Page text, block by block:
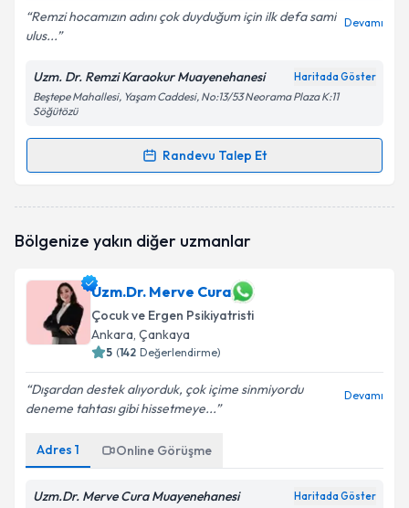
Kişisel verilerimin işlenmesine ilişkin
Aydınlatma
Metni'ni okudum ve kişisel verilerimin belirtilen
Takvim Talebini Gönder
Remzi hocamızın adını çok duyduğum için ilk defa sami
ulus...
Devamı
Uzm. Dr. Remzi Karaokur Muayenehanesi Haritada Göster
Beştepe Mahallesi, Yaşam Caddesi, No:13/53 Neorama Plaza K:11
Söğütözü
Randevu Talep Et
Randevu Takvimi Talebi
oluşturun. Size bu uzmandan randevu almanız için bir
E-posta Adresiniz
Kişisel verilerimin işlenmesine ilişkinAydınlatma
Metni'ni okudum ve kişisel verilerimin belirtilen
Bölgenize yakın diğer uzmanlar
Uzm.Dr. Merve Cura
Çocuk ve Ergen Psikiyatristi
Ankara, Çankaya
5 (142 Değerlendirme)
Dışardan destek alıyorduk, çok içime sinmiyordu
deneme tahtası gibi hissetmeye...
Devamı
Adres 1 Online Görüşme
Uzm.Dr. Merve Cura Muayenehanesi Haritada Göster